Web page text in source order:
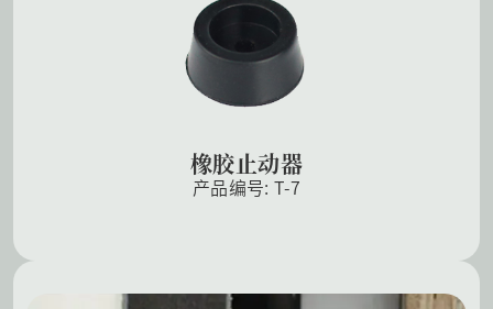
橡胶止动器
产品编号: T-7